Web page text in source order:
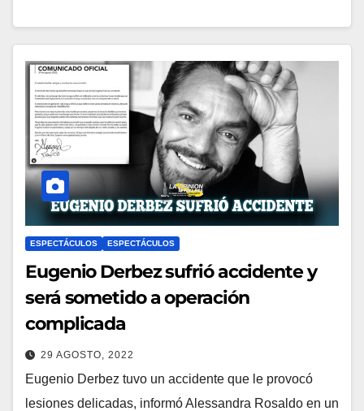
ESPECTÁCULOS ESPECTÁCULOS
Eugenio Derbez sufrió accidente y
será sometido a operación
complicada
29 AGOSTO, 2022
Eugenio Derbez tuvo un accidente que le provocó
lesiones delicadas, informó Alessandra Rosaldo en un